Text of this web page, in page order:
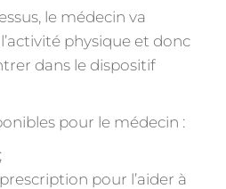
le médecin va
physique et donc
dans le dispositif
pour le médecin :
pour l’aider à